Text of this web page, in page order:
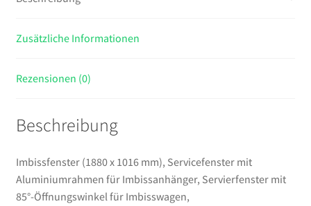
Servierfenster
85°-
für
Konzessionsfenster
Zusätzliche Informationen
Rezensionen (0)
Beschreibung
Imbissfenster (1880 x 1016 mm), Servicefenster mit
Aluminiumrahmen für Imbissanhänger, Servierfenster mit
85°-Öffnungswinkel für Imbisswagen,